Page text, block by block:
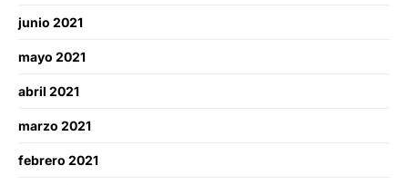
junio 2021
mayo 2021
abril 2021
marzo 2021
febrero 2021